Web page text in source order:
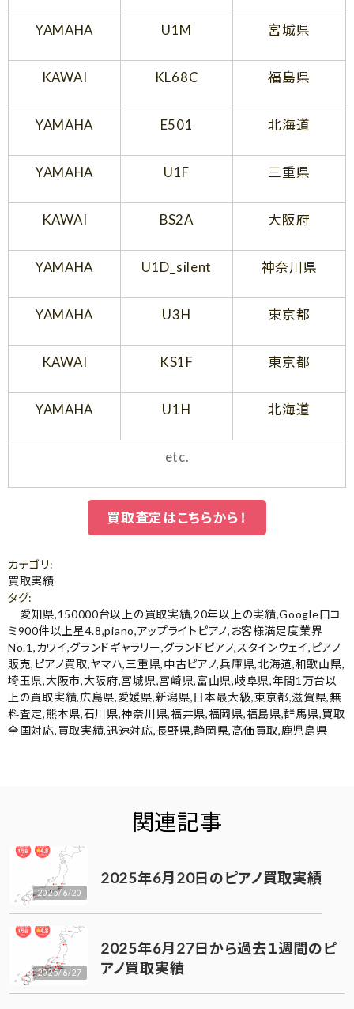
YAMAHA U1M 宮城県
KAWAI KL68C 福島県
YAMAHA E501 北海道
YAMAHA U1F 三重県
KAWAI BS2A 大阪府
YAMAHA U1D_silent 神奈川県
YAMAHA U3H 東京都
KAWAI KS1F 東京都
YAMAHA U1H 北海道
etc.
買取査定はこちらから！
カテゴリ:
買取実績
タグ:
愛知県,150000台以上の買取実績,20年以上の実績,Google口コ
ミ900件以上星4.8,piano,アップライトピアノ, お客様満足度業界
No.1 ,カワイ,グランドギャラリー,グランドピアノ,スタインウェイ, ピアノ
販売, ピアノ買取,ヤマハ,三重県,中古ピアノ,兵庫県,北海道,和歌山県,
埼玉県,大阪市,大阪府,宮城県,宮崎県,富山県,岐阜県,年間1万台以
上の買取実績,広島県,愛媛県,新潟県,日本最大級,東京都,滋賀県,無
料査定,熊本県,石川県,神奈川県,福井県,福岡県,福島県,群馬県,買取
全国対応, 買取実績,迅速対応,長野県,静岡県,高価買取,鹿児島県
関連記事
2025/6/20
2025年6月20日のピアノ買取実績
2025/6/27
2025年6月27日から過去１週間のピ
アノ買取実績